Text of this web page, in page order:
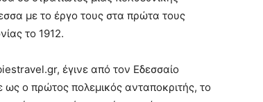
με το έργο τους στα πρώτα τους
το 1912.
έγινε από τον Εδεσσαίο
ο πρώτος πολεμικός ανταποκριτής, το